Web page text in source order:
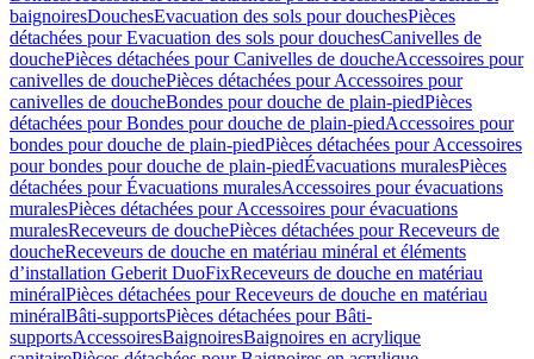
baignoiresDouchesEvacuation des sols pour douchesPièces
détachées pour Evacuation des sols pour douchesCanivelles de
douchePièces détachées pour Canivelles de doucheAccessoires pour
canivelles de douchePièces détachées pour Accessoires pour
canivelles de doucheBondes pour douche de plain-piedPièces
détachées pour Bondes pour douche de plain-piedAccessoires pour
bondes pour douche de plain-piedPièces détachées pour Accessoires
pour bondes pour douche de plain-piedÉvacuations muralesPièces
détachées pour Évacuations muralesAccessoires pour évacuations
muralesPièces détachées pour Accessoires pour évacuations
muralesReceveurs de douchePièces détachées pour Receveurs de
doucheReceveurs de douche en matériau minéral et éléments
d’installation Geberit DuoFixReceveurs de douche en matériau
minéralPièces détachées pour Receveurs de douche en matériau
minéralBâti-supportsPièces détachées pour Bâti-
supportsAccessoiresBaignoiresBaignoires en acrylique